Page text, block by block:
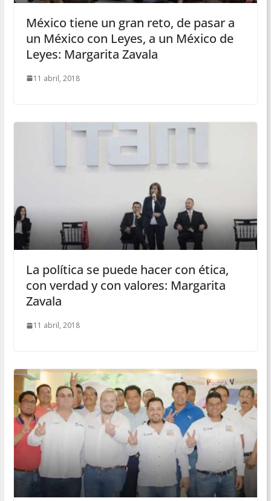
México tiene un gran reto, de pasar a
un México con Leyes, a un México de
Leyes: Margarita Zavala
11 abril, 2018
La política se puede hacer con ética,
con verdad y con valores: Margarita
Zavala
11 abril, 2018